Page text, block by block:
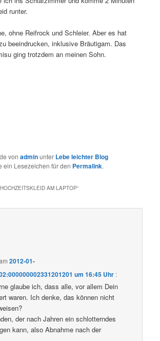
runter.
ohne Reifrock und Schleier. Aber es hat
beeindrucken, inklusive Bräutigam. Das
ging trotzdem an meinen Sohn.
vonadminunter Lebe leichter Blog
ein Lesezeichen für den Permalink.
AM LAPTOP“
2012-01-
um 16:45 Uhr :
glaube ich, dass alle, vor allem Dein
waren. Ich denke, das können nicht
der nach Jahren ein schlotterndes
kann, also Abnahme nach der